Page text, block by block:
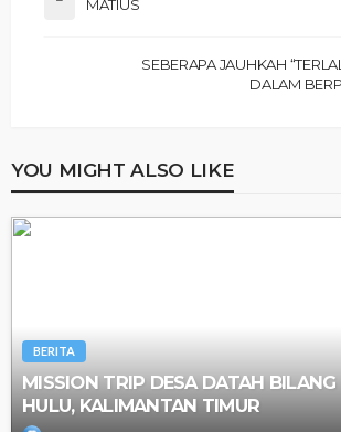
MATIUS
SEBERAPA JAUHKAH
DALAM
YOU MIGHT ALSO LIKE
BERITA
MISSION TRIP DESA DATAH
HULU, KALIMANTAN TIMUR